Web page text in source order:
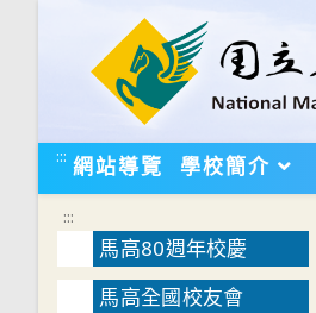
::: 網站導覽 學校簡介
:::
馬高80週年校慶
馬高全國校友會